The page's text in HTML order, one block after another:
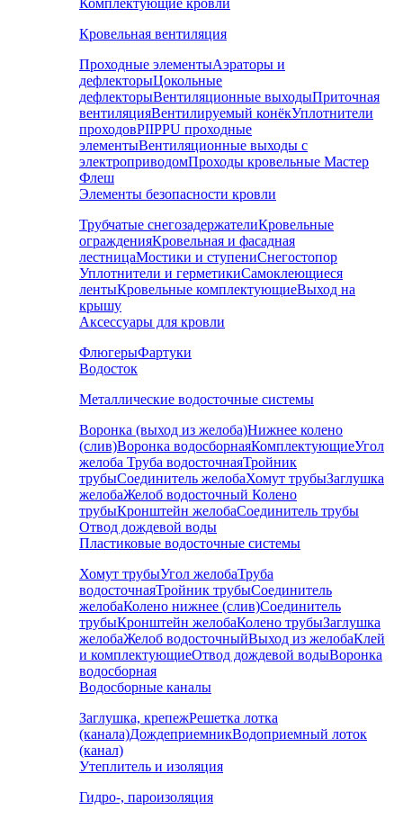
Комплектующие кровли
Кровельная вентиляция
Проходные элементыАэраторы и
дефлекторыЦокольные
дефлекторыВентиляционные выходыПриточная
вентиляцияВентилируемый конёкУплотнители
проходовPIIPPU проходные
элементыВентиляционные выходы с
электроприводомПроходы кровельные Мастер
Флеш
Элементы безопасности кровли
Трубчатые снегозадержателиКровельные
огражденияКровельная и фасадная
лестницаМостики и ступениСнегостопор
Уплотнители и герметикиСамоклеющиеся
лентыКровельные комплектующиеВыход на
крышу
Аксессуары для кровли
ФлюгерыФартуки
Водосток
Металлические водосточные системы
Воронка (выход из желоба)Нижнее колено
(слив)Воронка водосборнаяКомплектующиеУгол
желоба Труба водосточнаяТройник
трубыСоединитель желобаХомут трубыЗаглушка
желобаЖелоб водосточный Колено
трубыКронштейн желобаСоединитель трубы
Отвод дождевой воды
Пластиковые водосточные системы
Хомут трубыУгол желобаТруба
водосточнаяТройник трубыСоединитель
желобаКолено нижнее (слив)Соединитель
трубыКронштейн желобаКолено трубыЗаглушка
желобаЖелоб водосточныйВыход из желобаКлей
и комплектующиеОтвод дождевой водыВоронка
водосборная
Водосборные каналы
Заглушка, крепежРешетка лотка
(канала)ДождеприемникВодоприемный лоток
(канал)
Утеплитель и изоляция
Гидро-, пароизоляция